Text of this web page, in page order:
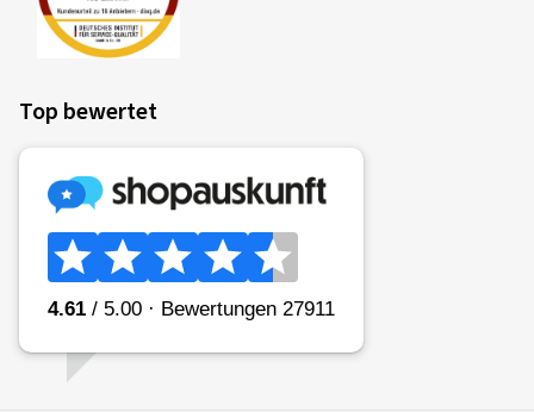
Top bewertet